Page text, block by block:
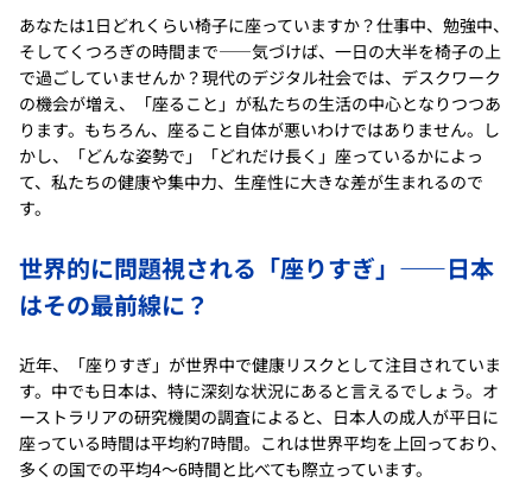
あなたは1日どれくらい椅子に座っていますか？仕事中、勉強中、
そしてくつろぎの時間まで――気づけば、一日の大半を椅子の上
で過ごしていませんか？現代のデジタル社会では、デスクワーク
の機会が増え、「座ること」が私たちの生活の中心となりつつあ
ります。もちろん、座ること自体が悪いわけではありません。し
かし、「どんな姿勢で」「どれだけ長く」座っているかによっ
て、私たちの健康や集中力、生産性に大きな差が生まれるので
す。
世界的に問題視される「座りすぎ」――日本
はその最前線に？
近年、「座りすぎ」が世界中で健康リスクとして注目されていま
す。中でも日本は、特に深刻な状況にあると言えるでしょう。オ
ーストラリアの研究機関の調査によると、日本人の成人が平日に
座っている時間は平均約7時間。これは世界平均を上回っており、
多くの国での平均4〜6時間と比べても際立っています。